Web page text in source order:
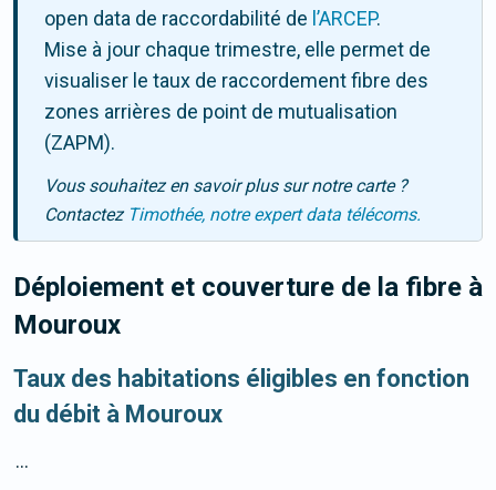
open data de raccordabilité de l’ARCEP.
Mise à jour chaque trimestre, elle permet de
visualiser le taux de raccordement fibre des
zones arrières de point de mutualisation
(ZAPM).
Vous souhaitez en savoir plus sur notre carte ?
Contactez Timothée, notre expert data télécoms.
Déploiement et couverture de la fibre à
Mouroux
Taux des habitations éligibles en fonction
du débit à Mouroux
...